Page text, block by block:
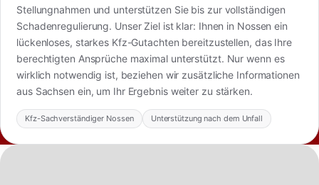
Stellungnahmen und unterstützen Sie bis zur vollständigen
Schadenregulierung. Unser Ziel ist klar: Ihnen in Nossen ein
lückenloses, starkes Kfz-Gutachten bereitzustellen, das Ihre
berechtigten Ansprüche maximal unterstützt. Nur wenn es
wirklich notwendig ist, beziehen wir zusätzliche Informationen
aus Sachsen ein, um Ihr Ergebnis weiter zu stärken.
Kfz-Sachverständiger Nossen Unterstützung nach dem Unfall